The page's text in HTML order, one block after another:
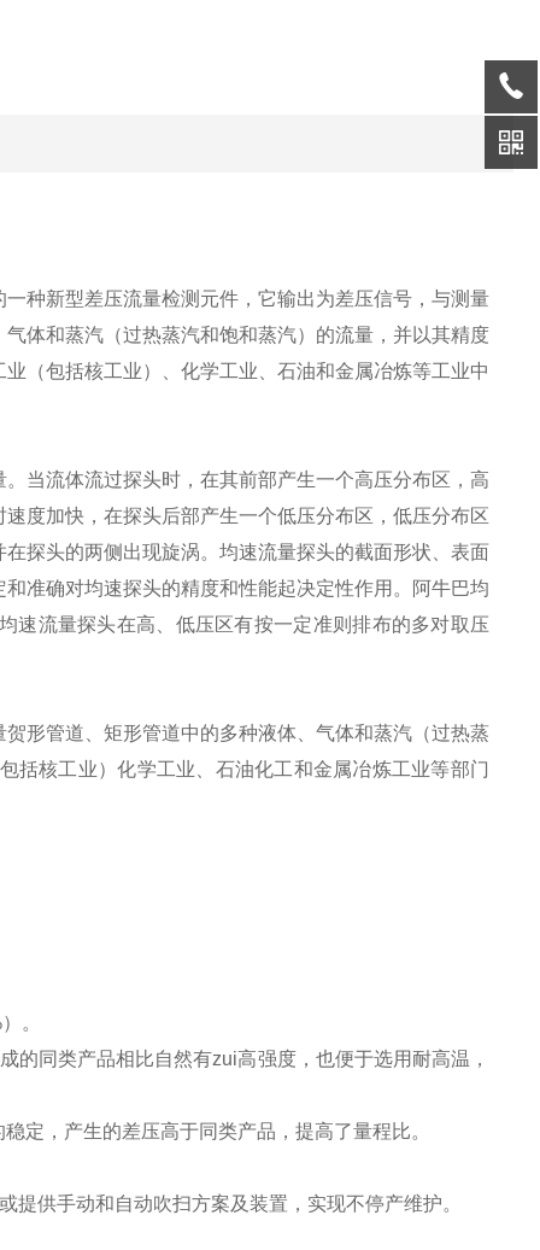
种新型差压流量检测元件，它输出为差压信号，与测量
体和蒸汽（过热蒸汽和饱和蒸汽）的流量，并以其精度
（包括核工业）、化学工业、石油和金属冶炼等工业中
当流体流过探头时，在其前部产生一个高压分布区，高
度加快，在探头后部产生一个低压分布区，低压分布区
探头的两侧出现旋涡。均速流量探头的截面形状、表面
准确对均速探头的精度和性能起决定性作用。阿牛巴均
速流量探头在高、低压区有按一定准则排布的多对取压
形管道、矩形管道中的多种液体、气体和蒸汽（过热蒸
括核工业）化学工业、石油化工和金属冶炼工业等部门
。
的同类产品相比自然有zui高强度，也便于选用耐高温，
定，产生的差压高于同类产品，提高了量程比。
供手动和自动吹扫方案及装置，实现不停产维护。